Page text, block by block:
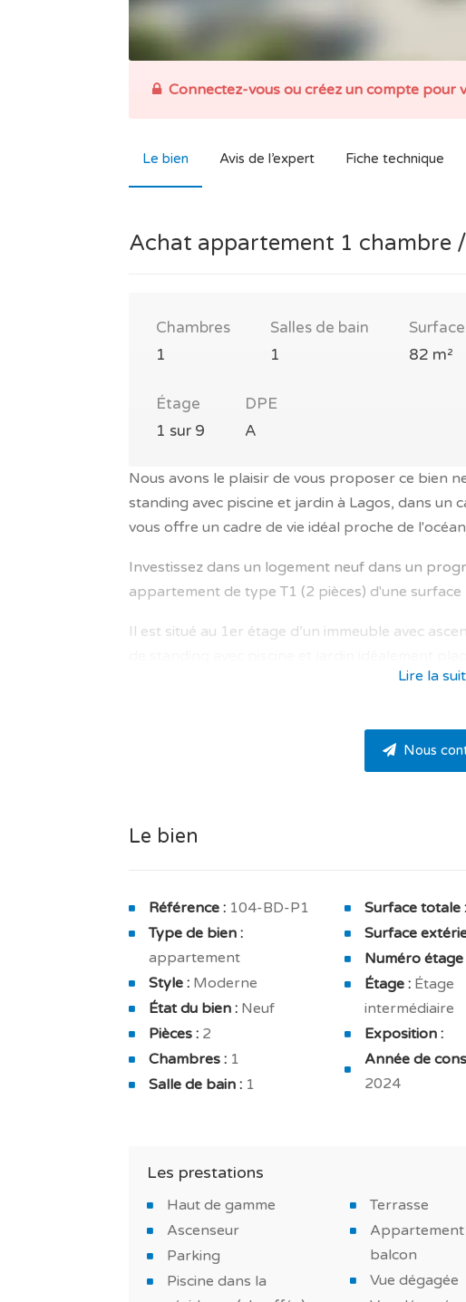
Connectez-vous ou créez un compte pour
Le bien Avis de l’expert Fiche technique
Achat appartement 1 chambre
Chambres
1
Salles de bain
1
82 m²
Étage
1 sur 9
DPE
A
Nous avons le plaisir de vous proposer ce bien
standing avec piscine et jardin à Lagos, dans un
vous offre un cadre de vie idéal proche de
Investissez dans un logement neuf dans un
appartement de type T1 (2 pièces) d'une
Il est situé au 1er étage d’un immeuble avec
et une jolie cuisine américaine pour vos repas.
À l'intérieur, un logement qui a été pensé pour
une exposition nord / est. Depuis la pièce de
dégagée.
La partie nuit comprend, quant à elle, une suite
avec balcon de 6.52 m² et une salle d’eau avec w.c.
Tout a été conçu pour vous sentir bien chez
climatisation réversible, double vitrage, isolation
et salle de bain meublée.
Côté espace extérieur, vous disposez d’une
très apprécié lors de l’achat d’un logement.
Les plus de cet appartement à Lagos ?
Lire la
Nous
Le bien
Référence : 104-BD-P1
Type de bien :
appartement
Style : Moderne
État du bien : Neuf
Pièces : 2
Chambres : 1
Salle de bain : 1
Surface totale :
Surface
Numéro étage
Étage : Étage
intermédiaire
Exposition :
Année de
2024
Les prestations
Haut de gamme
Ascenseur
Parking
Piscine dans la
Terrasse
Appartement
balcon
Vue dégagée